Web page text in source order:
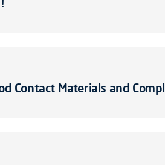
Contact Materials and